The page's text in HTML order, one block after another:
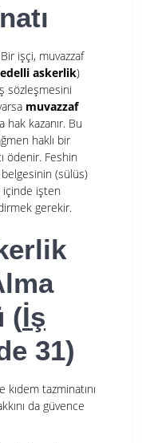
işçi, muvazzaf
askerlik)
sözleşmesini
muvazzaf
hak kazanır. Bu
haklı bir
ödenir. Feshin
belgesinin (sülüs)
içinde işten
gerekir.
(İş
31)
tazminatını
da güvence